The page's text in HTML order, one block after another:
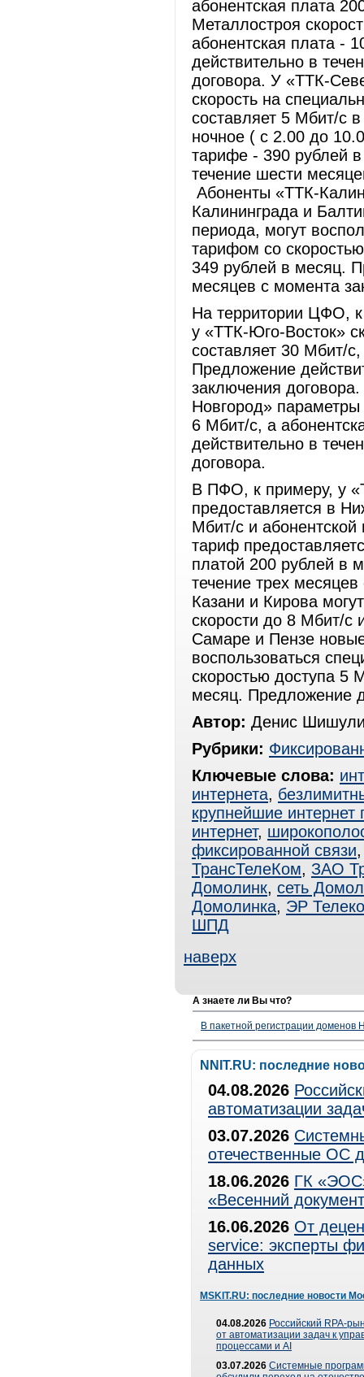
абонентская плата
Металлостроя
абонентская плата -
действительно в
договора. У «ТТК-
скорость на
составляет 5 Мбит/с
ночное ( с 2.00 до
тарифе - 390 рублей
течение шести
Абоненты «ТТК-
Калининграда и
периода, могут
тарифом со
349 рублей в месяц.
месяцев с момента
На территории ЦФО,
у «ТТК-Юго-Восток»
составляет 30 Мбит/
Предложение
заключения
Новгород»
6 Мбит/с, а
действительно в
договора.
В ПФО, к примеру, у
предоставляется в
Мбит/с и
тариф
платой 200 рублей в
течение трех
Казани и Кирова
скорости до 8 Мбит/с
Самаре и Пензе
воспользоваться
скоростью доступа 5
месяц. Предложение
Автор: Денис
Рубрики:
Ключевые слова:
интернета,
крупнейшие интернет
интернет,
фиксированной связи
ТрансТелеКом, ЗАО
Домолинк, сеть
Домолинка, ЭР
ШПД
наверх
А знаете ли Вы что?
В пакетной регистрации доменов
NNIT.RU: последние
04.08.2026
автоматизации
03.07.2026
отечественные ОС
18.06.2026 ГК
«Весенний
16.06.2026 От
service: эксперты
данных
MSKIT.RU: последние новости
04.08.2026 Российский RPA-
от автоматизации задач к
процессами и AI
03.07.2026 Системные